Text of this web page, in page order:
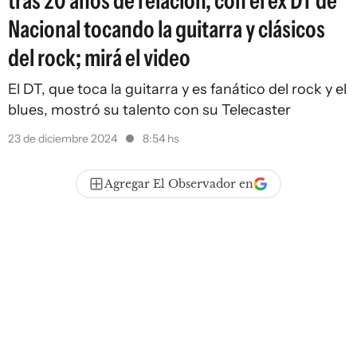
Nacional tocando la guitarra y clásicos
del rock; mirá el video
El DT, que toca la guitarra y es fanático del rock y el
blues, mostró su talento con su Telecaster
23 de diciembre 2024 8:54 hs
Agregar El Observador en